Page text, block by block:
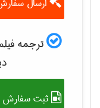
ترجمه
ثبت سفارش